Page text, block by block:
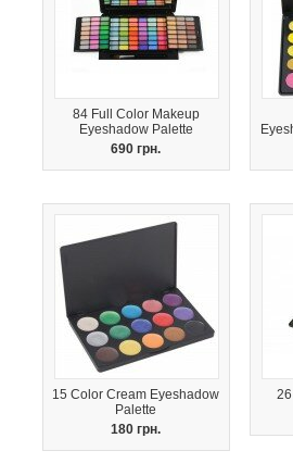
84 Full Color Makeup
Eyeshadow Palette
690 грн.
15 Color Cream Eyeshadow
Palette
180 грн.